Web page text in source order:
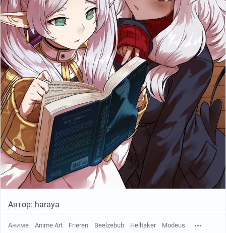
Автор: haraya
Аниме Anime Art Frieren Beelzebub Helltaker Modeus